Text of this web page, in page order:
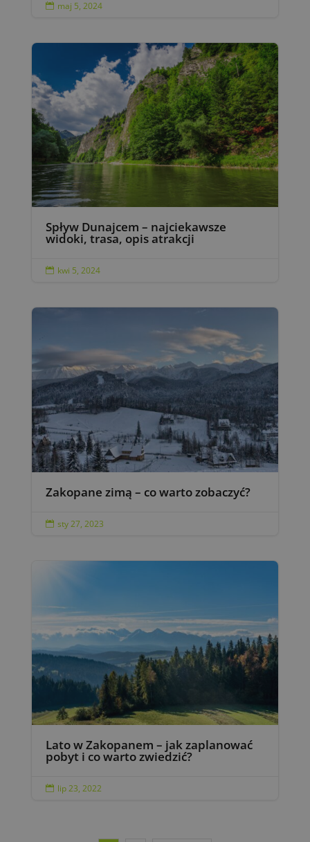
 maj 5, 2024
Spływ Dunajcem – najciekawsze
widoki, trasa, opis atrakcji
 kwi 5, 2024
Zakopane zimą – co warto zobaczyć?
 sty 27, 2023
Lato w Zakopanem – jak zaplanować
pobyt i co warto zwiedzić?
 lip 23, 2022